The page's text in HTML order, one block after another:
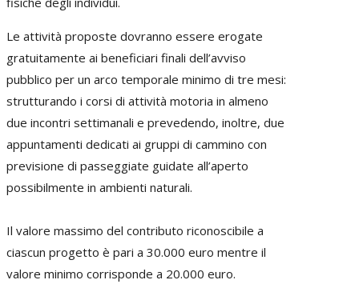
Le attività proposte dovranno essere erogate
gratuitamente ai beneficiari finali dell’avviso
pubblico per un arco temporale minimo di tre mesi:
strutturando i corsi di attività motoria in almeno
due incontri settimanali e prevedendo, inoltre, due
appuntamenti dedicati ai gruppi di cammino con
previsione di passeggiate guidate all’aperto
possibilmente in ambienti naturali.
Il valore massimo del contributo riconoscibile a
ciascun progetto è pari a 30.000 euro mentre il
valore minimo corrisponde a 20.000 euro.